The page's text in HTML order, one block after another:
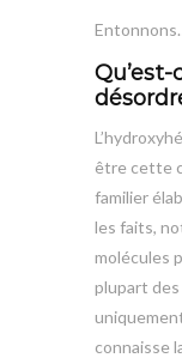
être cette
familier
les faits,
molécules
plupart des
connaisse